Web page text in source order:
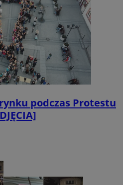
podczas Protestu